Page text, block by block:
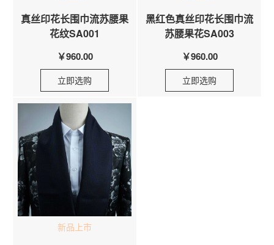
真丝印花长围巾流苏腰果
花纹SA001
￥960.00
立即选购
黑红色真丝印花长围巾流
苏腰果花SA003
￥960.00
立即选购
新品上市